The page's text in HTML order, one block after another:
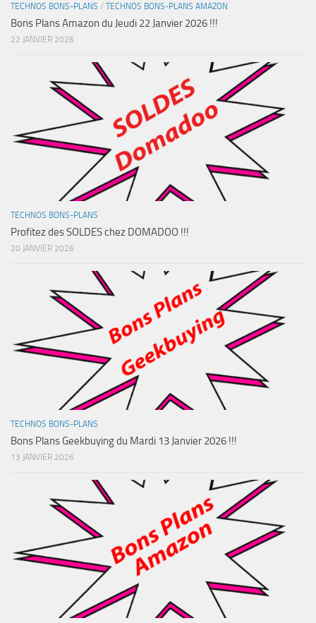
TECHNOS BONS-PLANS / TECHNOS BONS-PLANS AMAZON
Bons Plans Amazon du Jeudi 22 Janvier 2026 !!!
22 JANVIER 2026
TECHNOS BONS-PLANS
Profitez des SOLDES chez DOMADOO !!!
20 JANVIER 2026
TECHNOS BONS-PLANS
Bons Plans Geekbuying du Mardi 13 Janvier 2026 !!!
13 JANVIER 2026